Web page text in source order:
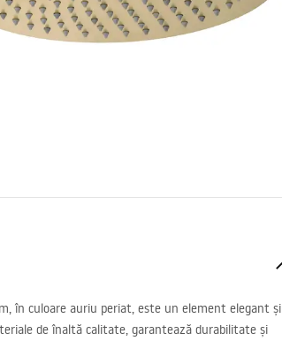
în culoare auriu periat, este un element elegant și
de înaltă calitate, garantează durabilitate și